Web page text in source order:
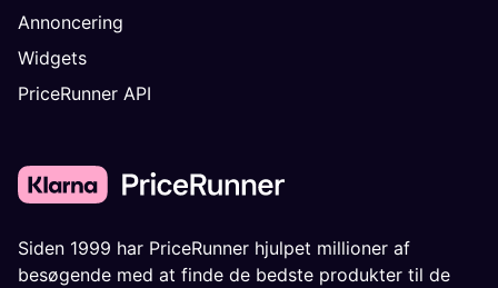
Annoncering
Widgets
PriceRunner API
Siden 1999 har PriceRunner hjulpet millioner af
besøgende med at finde de bedste produkter til de